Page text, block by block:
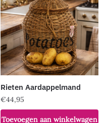
Rieten Aardappelmand
€44,95
Toevoegen aan winkelwagen